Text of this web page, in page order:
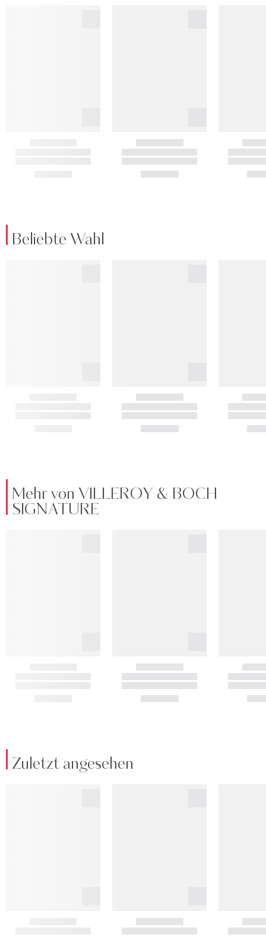
Beliebte Wahl
Mehr von VILLEROY & BOCH
SIGNATURE
Zuletzt angesehen